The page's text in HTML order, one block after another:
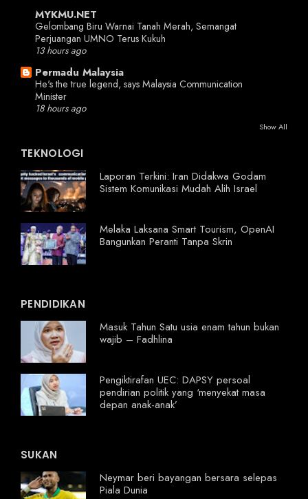
MYKMU.NET
Gelombang Biru Warnai Tanah Merah, Semangat
Perjuangan UMNO Terus Kukuh
13 hours ago
Permadu Malaysia
He's the true legend, says Malaysia Communication
Minister
18 hours ago
Show All
TEKNOLOGI
Laporan Terkini: Iran Didakwa Godam
Sistem Komunikasi Mudah Alih Israel
Melaka Laksana Smart Tourism, OpenAI
Bangunkan Peranti Tanpa Skrin
PENDIDIKAN
Masuk Tahun Satu usia enam tahun bukan
wajib – Fadhlina
Pengiktirafan UEC: DAPSY persoal
pendirian politik yang ‘menyekat masa
depan anak-anak’
SUKAN
Neymar beri bayangan bersara selepas
Piala Dunia